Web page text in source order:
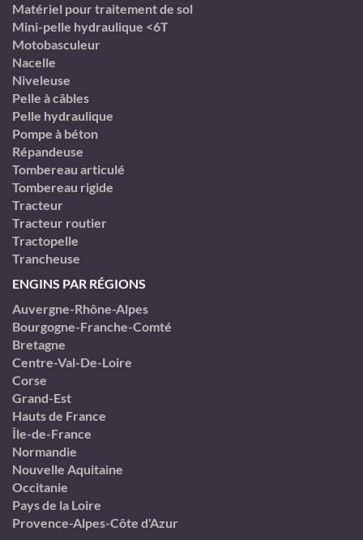
Matériel pour traitement de sol
Mini-pelle hydraulique <6T
Motobasculeur
Nacelle
Niveleuse
Pelle à câbles
Pelle hydraulique
Pompe à béton
Répandeuse
Tombereau articulé
Tombereau rigide
Tracteur
Tracteur routier
Tractopelle
Trancheuse
ENGINS PAR RÉGIONS
Auvergne-Rhône-Alpes
Bourgogne-Franche-Comté
Bretagne
Centre-Val-De-Loire
Corse
Grand-Est
Hauts de France
Île-de-France
Normandie
Nouvelle Aquitaine
Occitanie
Pays de la Loire
Provence-Alpes-Côte d'Azur